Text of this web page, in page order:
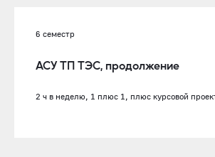
6 семестр
АСУ ТП ТЭС, продолжение
2 ч в неделю, 1 плюс 1, плюс курсовой